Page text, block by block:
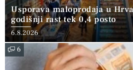
Usporava maloprodaja u
godišnji rast tek 0,4 posto
6.8.2026
6